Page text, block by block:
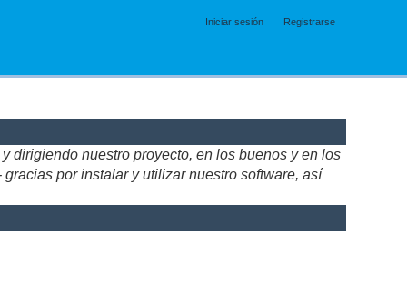
Iniciar sesión Registrarse
dirigiendo nuestro proyecto, en los buenos y en los
por instalar y utilizar nuestro software, así